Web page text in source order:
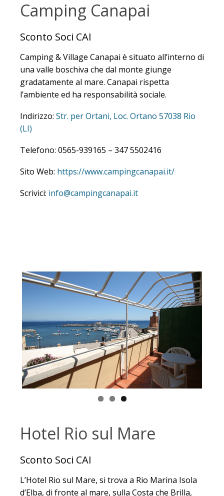
Camping Canapai
Sconto Soci CAI
Camping & Village Canapai è situato all’interno di
una valle boschiva che dal monte giunge
gradatamente al mare. Canapai rispetta
l’ambiente ed ha responsabilità sociale.
Indirizzo:
Str. per Ortani, Loc. Ortano 57038 Rio
(LI)
https://www.campingcanapai.it/
info@campingcanapai.it
Hotel Rio sul Mare
Sconto Soci CAI
L’Hotel Rio sul Mare, si trova a Rio Marina Isola